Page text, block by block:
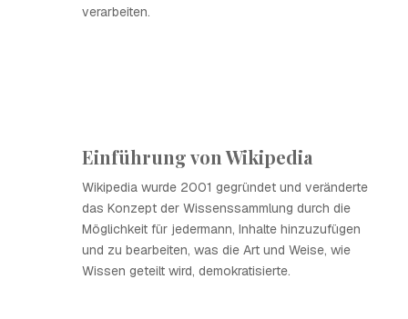
verarbeiten.
Einführung von Wikipedia
Wikipedia wurde 2001 gegründet und veränderte
das Konzept der Wissenssammlung durch die
Möglichkeit für jedermann, Inhalte hinzuzufügen
und zu bearbeiten, was die Art und Weise, wie
Wissen geteilt wird, demokratisierte.